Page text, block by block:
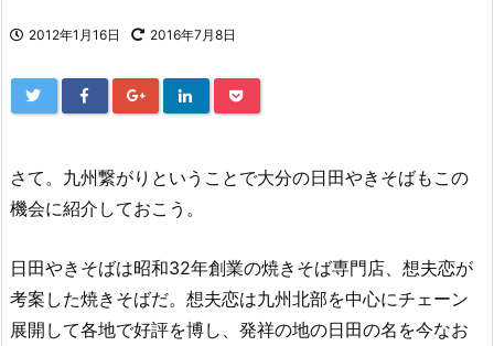
2012年1月16日 2016年7月8日
さて。九州繋がりということで大分の日田やきそばもこの
機会に紹介しておこう。
日田やきそばは昭和32年創業の焼きそば専門店、想夫恋が
考案した焼きそばだ。想夫恋は九州北部を中心にチェーン
展開して各地で好評を博し、発祥の地の日田の名を今なお